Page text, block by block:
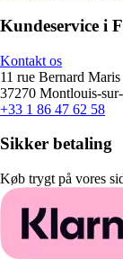
Kundeservice i
Kontakt os
11 rue Bernard Maris
37270 Montlouis-
+33 1 86 47 62 58
Sikker betaling
Køb trygt på vores